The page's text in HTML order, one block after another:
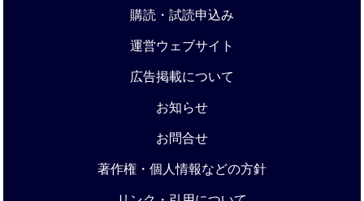
購読・試読申込み
運営ウェブサイト
広告掲載について
お知らせ
お問合せ
著作権・個人情報などの方針